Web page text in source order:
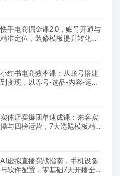
快手电商掘金课2.0，账号开通与
精准定位，装修模板提升转化率
小红书电商效率课：从账号搭建
到变现，以养号-选品-内容-运营
实体店卖爆团单速成课：来客实
操与四榜运营，7大选题模板精
AI虚拟直播实战指南，手机设备
与软件配置，零基础7天开播全